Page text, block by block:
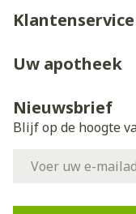
Klantenservice
Uw apotheek
Nieuwsbrief
Blijf op de hoogte